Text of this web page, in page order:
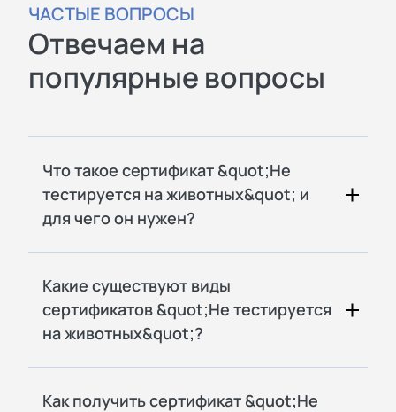
ЧАСТЫЕ ВОПРОСЫ
Отвечаем на
популярные вопросы
Что такое сертификат &quot;Не
тестируется на животных&quot; и
для чего он нужен?
Какие существуют виды
сертификатов &quot;Не тестируется
на животных&quot;?
Как получить сертификат &quot;Не